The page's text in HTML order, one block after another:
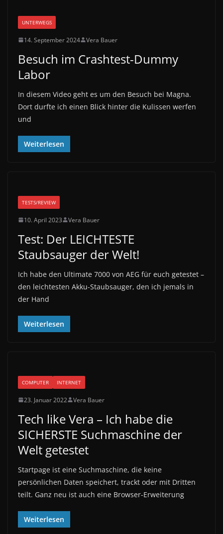
UNTERWEGS
14. September 2024 Vera Bauer
Besuch im Crashtest-Dummy
Labor
In diesem Video geht es um den Besuch bei Magna.
Dort durfte ich einen Blick hinter die Kulissen werfen
und
Weiterlesen
TESTS/REVIEW
10. April 2023 Vera Bauer
Test: Der LEICHTESTE
Staubsauger der Welt!
Ich habe den Ultimate 7000 von AEG für euch getestet –
den leichtesten Akku-Staubsauger, den ich jemals in
der Hand
Weiterlesen
COMPUTER INTERNET
23. Januar 2022 Vera Bauer
Tech like Vera – Ich habe die
SICHERSTE Suchmaschine der
Welt getestet
Startpage ist eine Suchmaschine, die keine
persönlichen Daten speichert, trackt oder mit Dritten
teilt. Ganz neu ist auch eine Browser-Erweiterung
Weiterlesen